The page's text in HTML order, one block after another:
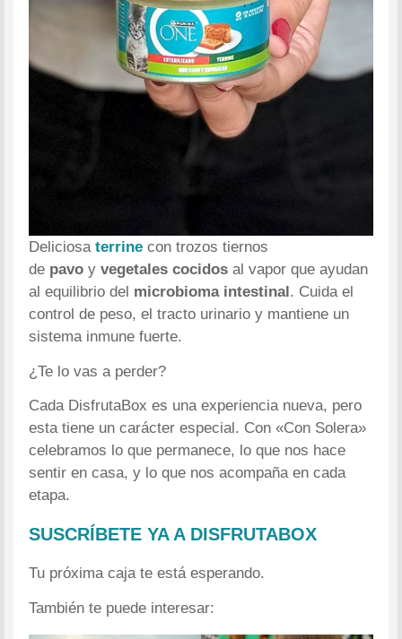
Deliciosaterrinecon trozos tiernos
de pavo yvegetales cocidos al vapor que ayudan
al equilibrio del microbioma intestinal. Cuida el
control de peso, el tracto urinario y mantiene un
sistema inmune fuerte.
¿Te lo vas a perder?
Cada DisfrutaBox es una experiencia nueva, pero
esta tiene un carácter especial. Con «Con Solera»
celebramos lo que permanece, lo que nos hace
sentir en casa, y lo que nos acompaña en cada
etapa.
SUSCRÍBETE YA A DISFRUTABOX
Tu próxima caja te está esperando.
También te puede interesar: